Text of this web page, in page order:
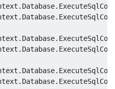
. Database.
. Database.
. Database.
. Database.
. Database.
. Database.